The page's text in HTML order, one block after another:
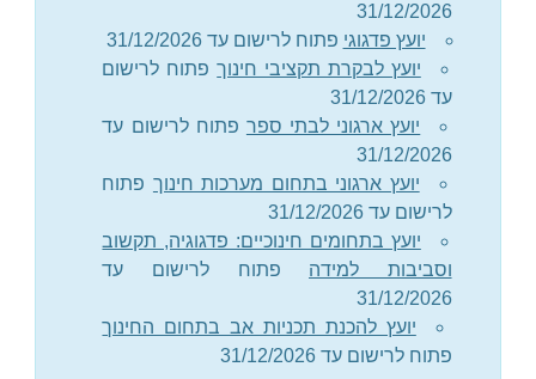
31/12/2026
יועץ פדגוגי פתוח לרישום עד 31/12/2026
יועץ לבקרת תקציבי חינוךפתוח לרישום
עד 31/12/2026
יועץ ארגוני לבתי ספר פתוח לרישום עד
31/12/2026
יועץ ארגוני בתחום מערכות חינוך פתוח
לרישום עד 31/12/2026
יועץ בתחומים חינוכיים: פדגוגיה, תקשוב
וסביבות למידה פתוח לרישום עד
31/12/2026
יועץ להכנת תכניות אב בתחום החינוך
פתוח לרישום עד 31/12/2026